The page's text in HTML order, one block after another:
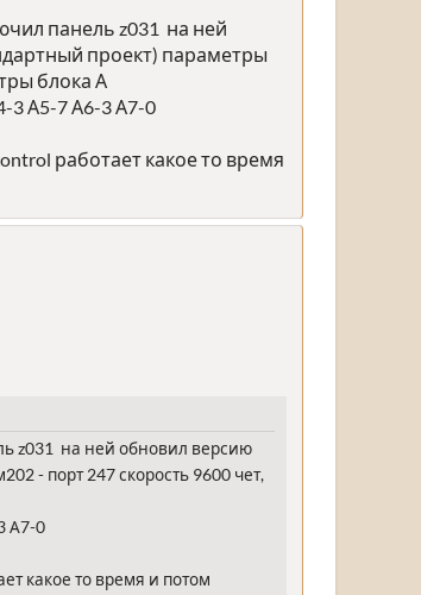
панель z031 на ней
проект) параметры
блока А
3 А5-7 А6-3 А7-0
работает какое то время
z031 на ней обновил версию
- порт 247 скорость 9600 чет,
А7-0
какое то время и потом